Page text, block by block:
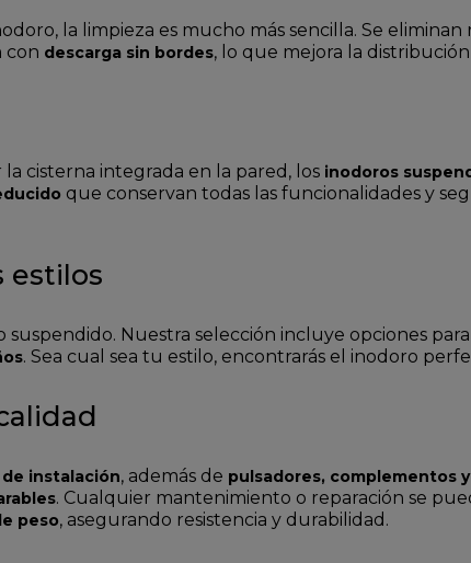
la limpieza es mucho más sencilla. Se
con descarga sin bordes, lo que mejora la
cisterna integrada en la pared, los inodoros
que conservan todas las funcionalidades y
estilos
Nuestra selección incluye opciones
. Sea cual sea tu estilo, encontrarás el inodoro
instalación, además de pulsadores, complementos
. Cualquier mantenimiento o reparación se
peso, asegurando resistencia y durabilidad.